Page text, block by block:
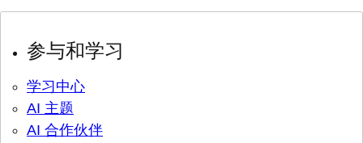
参与和学习
学习中心
AI 主题
AI 合作伙伴